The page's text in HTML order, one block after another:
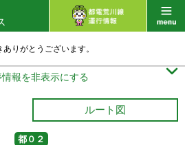
りがとうございます。
報を非表示にする 
ルート図
都０２